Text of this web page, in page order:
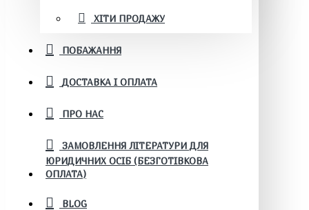
ХІТИ ПРОДАЖУ
ПОБАЖАННЯ
ДОСТАВКА І ОПЛАТА
ПРО НАС
ЗАМОВЛЕННЯ ЛІТЕРАТУРИ ДЛЯ
ЮРИДИЧНИХ ОСІБ (БЕЗГОТІВКОВА
ОПЛАТА)
BLOG